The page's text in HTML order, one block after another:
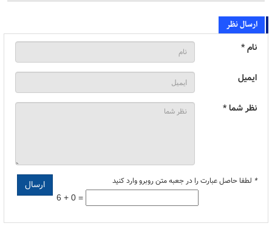
ارسال نظر
نام *
ایمیل
نظر شما *
* لطفا حاصل عبارت را در جعبه متن روبرو وارد کنید
6 + 0 =